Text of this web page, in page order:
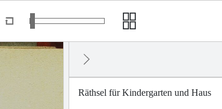
Räthsel für Kindergarten und Haus